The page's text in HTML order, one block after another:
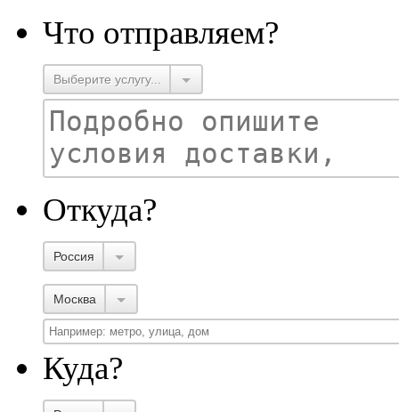
Что отправляем?
Выберите услугу...
Откуда?
Россия
Москва
Куда?